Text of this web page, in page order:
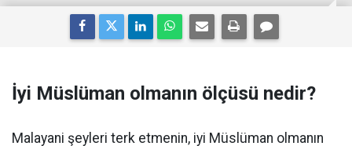
İyi Müslüman olmanın ölçüsü nedir?
Malayani şeyleri terk etmenin, iyi Müslüman olmanın